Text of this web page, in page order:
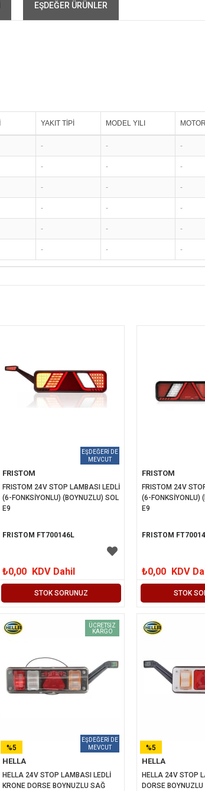
EŞDEĞER ÜRÜNLER
YAKIT TİPİ MODEL YILI
- - -
- - -
- - -
- - -
- - -
- - -
STOK SORUNUZ
FRISTOM
FRISTOM 24V STOP LAMBASI LEDLİ
(6-FONKSİYONLU) (BOYNUZLU) SOL
E9
FRISTOM FT700146L
₺0,00 KDV Dahil
STOK
FRISTOM
FRISTOM 24V
(6-FONKSİYONLU)
E9
FRISTOM
₺0,00 KDV
HELLA
HELLA 24V STOP LAMBASI LEDLİ
KRONE DORSE BOYNUZLU SAĞ
%5
İNDIRIM
ÜCRETSIZ
KARGO
HELLA
HELLA 24V STOP
DORSE
%5
İNDIRIM